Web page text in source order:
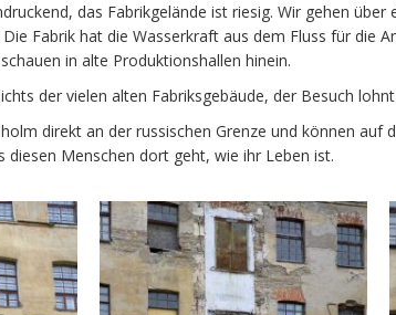
das Fabrikgelände ist riesig. Wir gehen über
Fabrik hat die Wasserkraft aus dem Fluss für die
in alte Produktionshallen hinein.
der vielen alten Fabriksgebäude, der Besuch
direkt an der russischen Grenze und können auf
diesen Menschen dort geht, wie ihr Leben ist.